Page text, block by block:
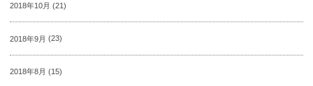
2018年10月 (21)
2018年9月 (23)
2018年8月 (15)